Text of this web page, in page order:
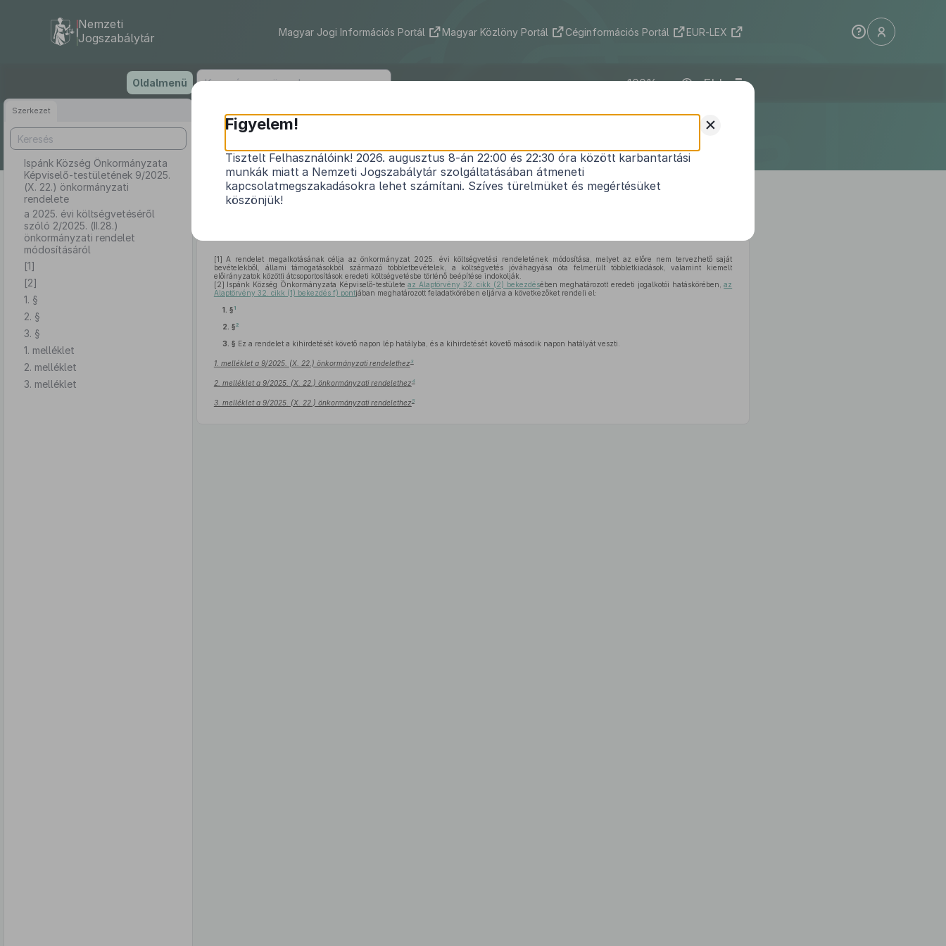
tartalomra
Nemzeti
Jogszabálytár
Magyar Jogi Információs Portál Magyar Közlöny Portál Céginformációs Portál EUR-LEX
Oldalmenü ELI
Szerkezet
Ispánk Község Önkormányzata
Képviselő-testületének 9/2025.
(X. 22.) önkormányzati
rendelete
a 2025. évi költségvetéséről
szóló 2/2025. (II.28.)
önkormányzati rendelet
módosításáról
[1]
[2]
1. §
2. §
3. §
1. melléklet
2. melléklet
3. melléklet
Ispánk Község Önkormányzata Képviselő-testületének
a 2025. évi költségvetéséről szóló2/2025. (II.28.) önkormányzati rendelet
[1] A rendelet megalkotásának célja az önkormányzat 2025. évi költségvetési rendeletének módosítása, melyet az előre nem tervezhető saját
bevételekből, állami támogatásokból származó többletbevételek, a költségvetés jóváhagyása óta felmerült többletkiadások, valamint kiemelt
előirányzatok közötti átcsoportosítások eredeti költségvetésbe történő beépítése indokolják.
[2] Ispánk Község Önkormányzata Képviselő-testületeaz Alaptörvény 32. cikk (2) bekezdésében meghatározott eredeti jogalkotói hatáskörében,az
Alaptörvény 32. cikk (1) bekezdés f) pontjában meghatározott feladatkörében eljárva a következőket rendeli el:
1. § 1
2. §2
3. § Ez a rendelet a kihirdetését követő napon lép hatályba, és a kihirdetését követő második napon hatályát veszti.
1. melléklet a 9/2025. (X. 22.) önkormányzati rendelethez 3
2. melléklet a 9/2025. (X. 22.) önkormányzati rendelethez4
3. melléklet a 9/2025. (X. 22.) önkormányzati rendelethez5
+
Figyelem!
Tisztelt Felhasználóink! 2026. augusztus 8-án 22:00 és 22:30 óra között karbantartási
munkák miatt a Nemzeti Jogszabálytár szolgáltatásában átmeneti
kapcsolatmegszakadásokra lehet számítani. Szíves türelmüket és megértésüket
köszönjük!